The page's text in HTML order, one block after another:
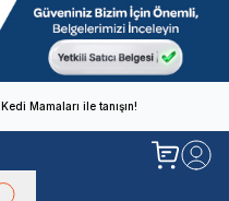
Mamaları ile tanışın!